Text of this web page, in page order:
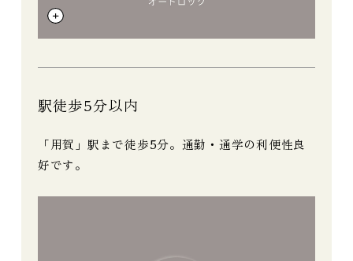
駅徒歩5分以内
「用賀」駅まで徒歩5分。通勤・通学の利便性良
好です。